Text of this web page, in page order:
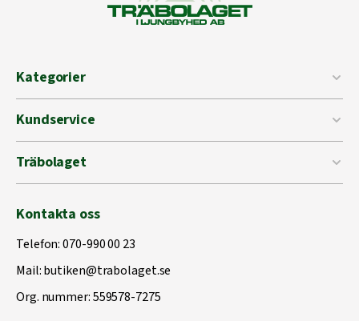
Kategorier
Kundservice
Träbolaget
Kontakta oss
Telefon:070-990 00 23
Mail:butiken@trabolaget.se
Org. nummer: 559578-7275